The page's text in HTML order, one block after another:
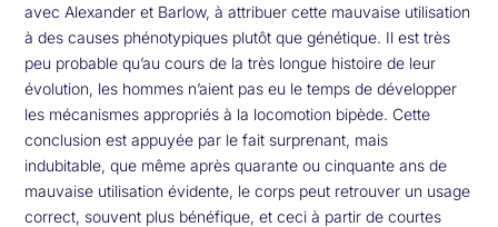
avec Alexander et Barlow, à attribuer cette mauvaise utilisation
à des causes phénotypiques plutôt que génétique. Il est très
peu probable qu’au cours de la très longue histoire de leur
évolution, les hommes n’aient pas eu le temps de développer
les mécanismes appropriés à la locomotion bipède. Cette
conclusion est appuyée par le fait surprenant, mais
indubitable, que même après quarante ou cinquante ans de
mauvaise utilisation évidente, le corps peut retrouver un usage
correct, souvent plus bénéfique, et ceci à partir de courtes